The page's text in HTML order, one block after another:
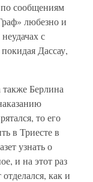
сообщениям
любезно и
с
Дассау,
Берлина
то его
в Триесте в
узнать о
и на этот раз
как и